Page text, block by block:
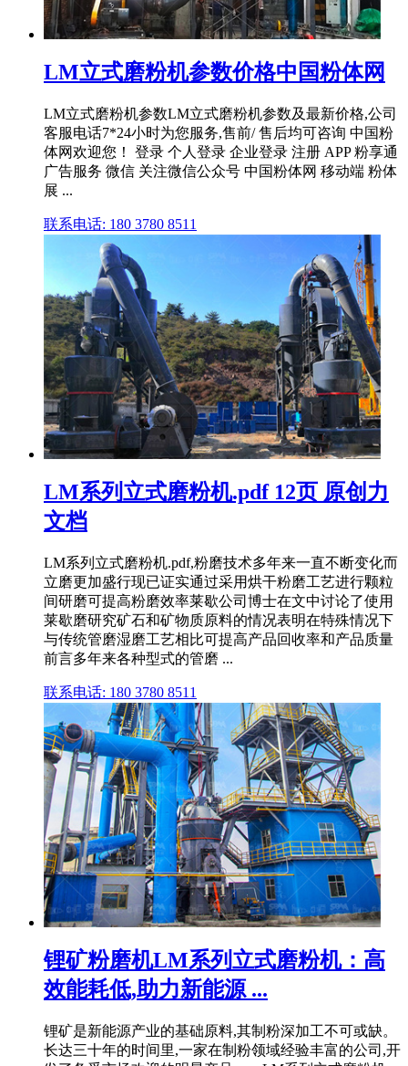
LM立式磨粉机参数价格中国粉体网
LM立式磨粉机参数LM立式磨粉机参数及最新价格,公司
客服电话7*24小时为您服务,售前/ 售后均可咨询 中国粉
体网欢迎您！ 登录 个人登录 企业登录 注册 APP 粉享通
广告服务 微信 关注微信公众号 中国粉体网 移动端 粉体
展 ...
联系电话: 180 3780 8511
LM系列立式磨粉机.pdf 12页 原创力
文档
LM系列立式磨粉机.pdf,粉磨技术多年来一直不断变化而
立磨更加盛行现已证实通过采用烘干粉磨工艺进行颗粒
间研磨可提高粉磨效率莱歇公司博士在文中讨论了使用
莱歇磨研究矿石和矿物质原料的情况表明在特殊情况下
与传统管磨湿磨工艺相比可提高产品回收率和产品质量
前言多年来各种型式的管磨 ...
联系电话: 180 3780 8511
锂矿粉磨机LM系列立式磨粉机：高
效能耗低,助力新能源 ...
锂矿是新能源产业的基础原料,其制粉深加工不可或缺。
长达三十年的时间里,一家在制粉领域经验丰富的公司,开